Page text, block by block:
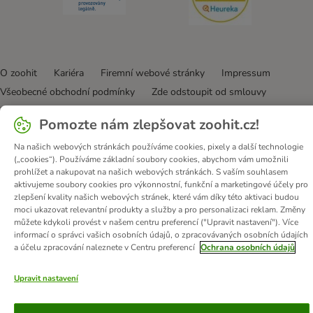
O zoohit Kariéra Firemní webové stránky
Impressum
Všeobecné obchodní podmínky
Zde odstoupit od smlouvy
Zákon o digitálních službách
Poštovné a dodací termín
Způsoby platby
Partnerský program
Ochrana osobních údajů
Ochrana osobních údajů
Prohlášení o přístupnosti
© zooplus SE 2026
Pomozte nám zlepšovat zoohit.cz!
Na našich webových stránkách používáme cookies, pixely a další technologie
(„cookies“). Používáme základní soubory cookies, abychom vám umožnili
prohlížet a nakupovat na našich webových stránkách. S vaším souhlasem
aktivujeme soubory cookies pro výkonnostní, funkční a marketingové účely pro
zlepšení kvality našich webových stránek, které vám díky této aktivaci budou
moci ukazovat relevantní produkty a služby a pro personalizaci reklam. Změny
můžete kdykoli provést v našem centru preferencí ("Upravit nastavení"). Více
informací o správci vašich osobních údajů, o zpracovávaných osobních údajích
a účelu zpracování naleznete v Centru preferencí Ochrana osobních údajů
Upravit nastavení